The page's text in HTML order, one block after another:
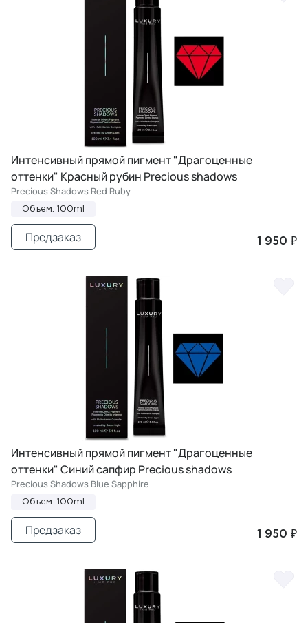
Интенсивный прямой пигмент "Драгоценные
оттенки" Красный рубин Precious shadows
Precious Shadows Red Ruby
Объем: 100ml
1 950 ₽
Предзаказ
Интенсивный прямой пигмент "Драгоценные
оттенки" Синий сапфир Precious shadows
Precious Shadows Blue Sapphire
Объем: 100ml
1 950 ₽
Предзаказ